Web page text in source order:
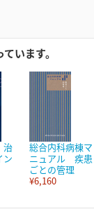
います。
治
ン
総合内科病棟マ
ニュアル 疾患
ごとの管理
¥6,160